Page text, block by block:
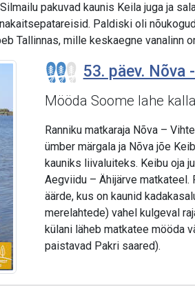
pakuvad kaunis Keila juga ja
Paldiski oli
Tallinnas, mille keskaegne vanalinn
53. päev. Nõva
Mööda Soome lahe
Ranniku matkaraja Nõva –
ümber märgala ja Nõva jõe
kauniks liivaluiteks. Keibu oja
Aegviidu – Ähijärve matkateel.
äärde, kus on kaunid
merelahtede) vahel kulgeval
külani läheb matkatee mööda
paistavad Pakri saared).